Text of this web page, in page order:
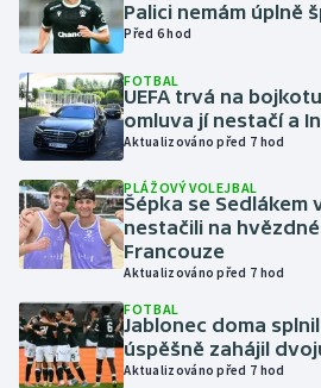
Gymnastika
Házená
Jezdectví
Judo
Krasobruslení
Lezení
Lyže a snowboard
Palici nemám úplně
Před 6 hod
FOTBAL
UEFA trvá na
omluva jí nestačí a
Aktualizováno před 7 hod
PLÁŽOVÝ VOLEJBAL
Šépka se Sedlákem
nestačili na
Francouze
Aktualizováno před 7 hod
FOTBAL
Jablonec doma
úspěšně zahájil
Aktualizováno před 7 hod